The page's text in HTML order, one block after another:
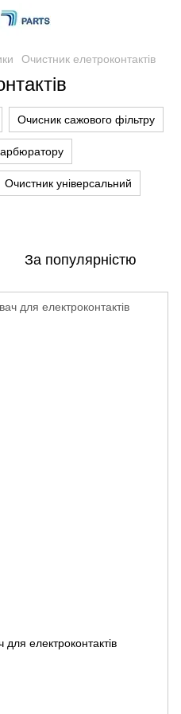
Очистник елетроконтактів
Очисник сажового фільтру
Очистник універсальний
За популярністю
електроконтактів